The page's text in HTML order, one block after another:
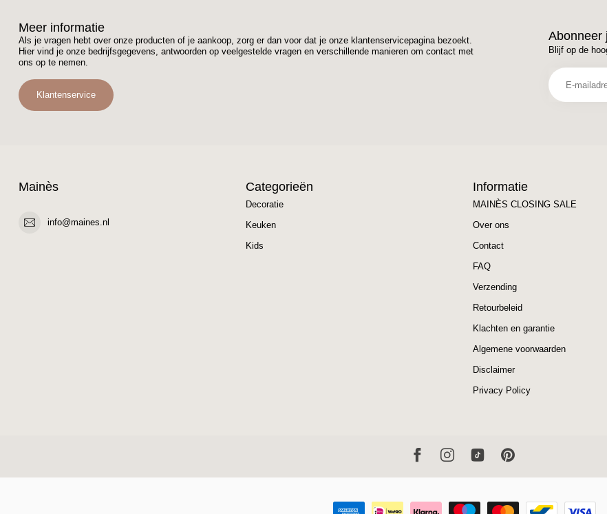
Meer informatie
Als je vragen hebt over onze producten of je aankoop, zorg er dan voor dat je onze klantenservicepagina bezoekt.
Hier vind je onze bedrijfsgegevens, antwoorden op veelgestelde vragen en verschillende manieren om contact met
ons op te nemen.
Klantenservice
Abonneer
Blijf op de
Mainès
info@maines.nl
Categorieën
Decoratie
Keuken
Kids
Informatie
MAINÈS CLOSING SALE
Over ons
Contact
FAQ
Verzending
Retourbeleid
Klachten en garantie
Algemene voorwaarden
Disclaimer
Privacy Policy